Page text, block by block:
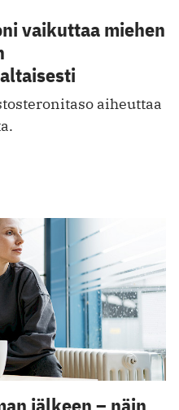
vaikuttaa miehen
aiheutt aa